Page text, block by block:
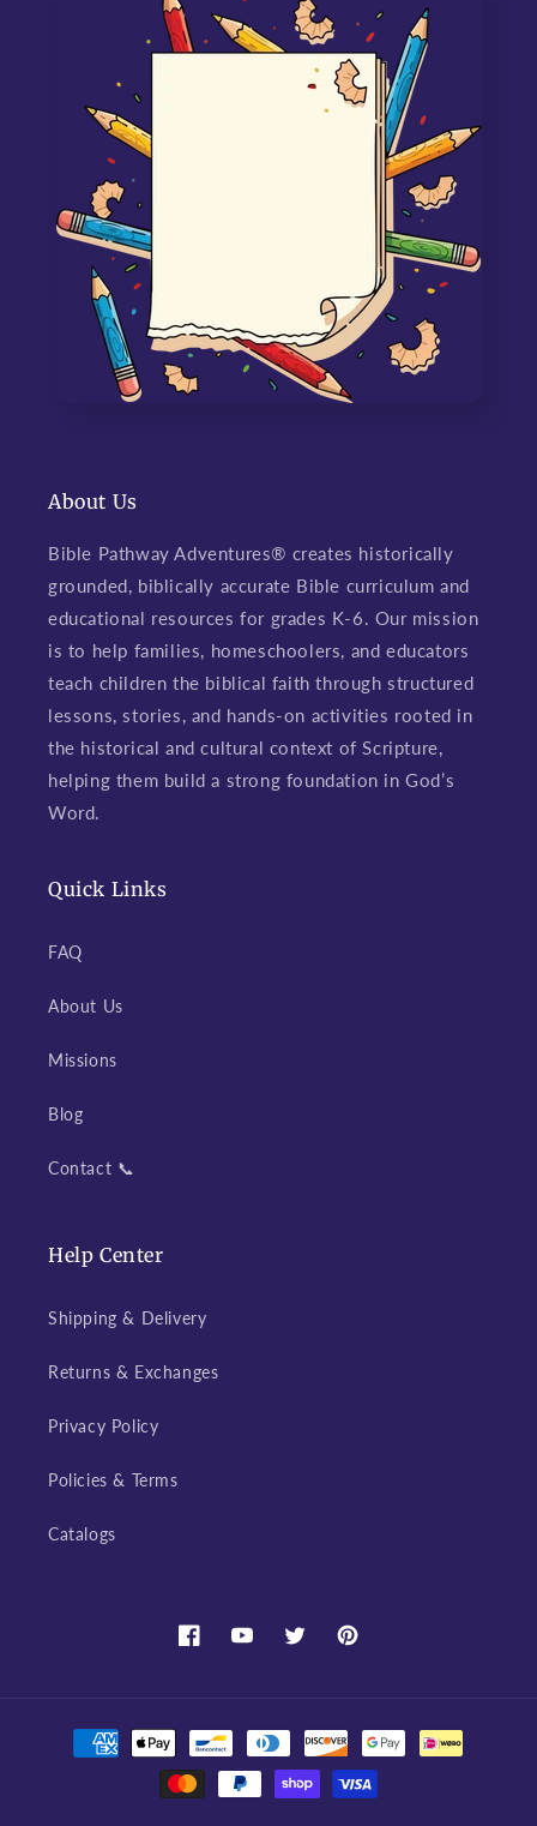
About Us
Bible Pathway Adventures® creates historically
grounded, biblically accurate Bible curriculum and
educational resources for grades K-6. Our mission
is to help families, homeschoolers, and educators
teach children the biblical faith through structured
lessons, stories, and hands-on activities rooted in
the historical and cultural context of Scripture,
helping them build a strong foundation in God’s
Word.
Quick Links
FAQ
About Us
Missions
Blog
Contact 📞
Help Center
Shipping & Delivery
Returns & Exchanges
Privacy Policy
Policies & Terms
Catalogs
FacebookYouTubeTwitterPinterest
Payment
methods